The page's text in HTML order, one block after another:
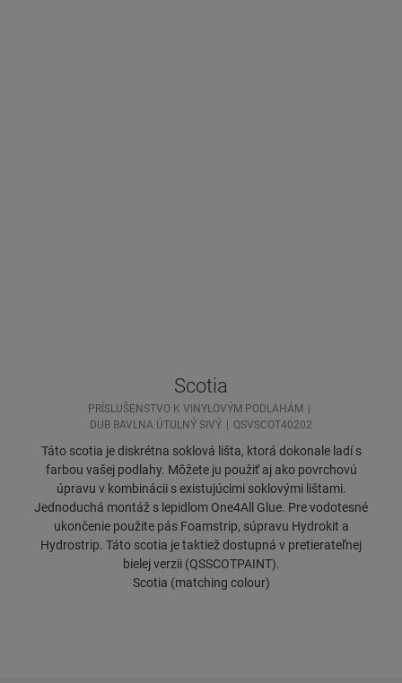
Scotia
PRÍSLUŠENSTVO K VINYLOVÝM PODLAHÁM
DUB BAVLNA ÚTULNÝ SIVÝ
QSVSCOT40202
Táto scotia je diskrétna soklová lišta, ktorá dokonale ladí s
farbou vašej podlahy. Môžete ju použiť aj ako povrchovú
úpravu v kombinácii s existujúcimi soklovými lištami.
Jednoduchá montáž s lepidlom One4All Glue. Pre vodotesné
ukončenie použite pás Foamstrip, súpravu Hydrokit a
Hydrostrip. Táto scotia je taktiež dostupná v pretierateľnej
bielej verzii (QSSCOTPAINT).
Scotia (matching colour)